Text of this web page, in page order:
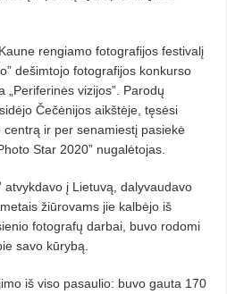
rengiamo fotografijos festivalį
dešimtojo fotografijos konkurso
„Periferinės vizijos”. Parodų
Čečėnijos aikštėje, tęsėsi
ir per senamiestį pasiekė
Star 2020” nugalėtojas.
atvykdavo į Lietuvą, dalyvaudavo
žiūrovams jie kalbėjo iš
fotografų darbai, buvo rodomi
savo kūrybą.
iš viso pasaulio: buvo gauta 170